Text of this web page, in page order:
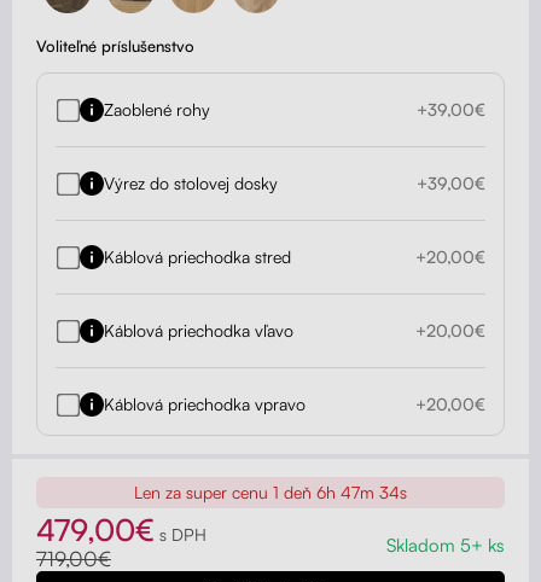
Voliteľné príslušenstvo
Zaoblené rohy +39,00€
Výrez do stolovej dosky +39,00€
Káblová priechodka stred +20,00€
Káblová priechodka vľavo +20,00€
Káblová priechodka vpravo +20,00€
Len za super cenu1 deň 6h 47m 31s
479,00€ s DPH
719,00€
Skladom 5+ ks